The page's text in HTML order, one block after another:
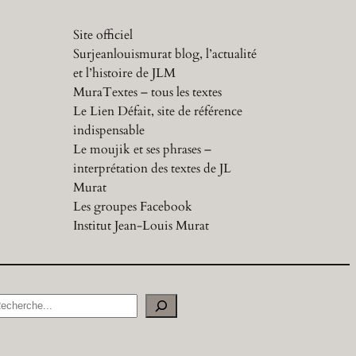
Site officiel
Surjeanlouismurat blog, l’actualité
et l’histoire de JLM
MuraTextes – tous les textes
Le Lien Défait, site de référence
indispensable
Le moujik et ses phrases –
interprétation des textes de JL
Murat
Les groupes Facebook
Institut Jean-Louis Murat